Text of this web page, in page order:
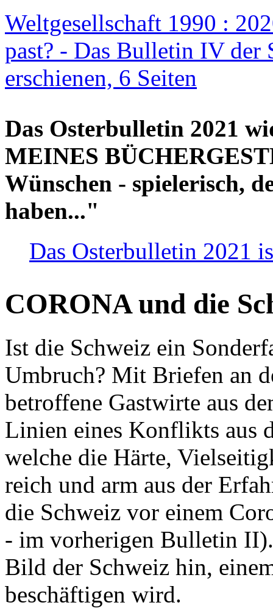
Weltgesellschaft 1990 :
past? - Das Bulletin IV der
erschienen, 6 Seiten
Das Osterbulletin 2021
MEINES
Wünschen - spielerisch,
haben..."
Das Osterbulletin 2021
CORONA und die
Ist die Schweiz ein
Umbruch? Mit Briefen an
betroffene Gastwirte aus
Linien eines Konflikts aus
welche die Härte,
reich und arm aus der
die Schweiz vor einem
- im vorherigen Bulletin
Bild der Schweiz hin,
beschäftigen wird.